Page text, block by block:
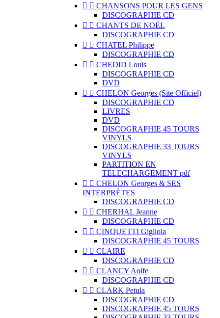
  CHANSONS POUR LES GENS
DISCOGRAPHIE CD
  CHANTS DE NOËL
DISCOGRAPHIE CD
  CHATEL Philippe
DISCOGRAPHIE CD
  CHEDID Louis
DISCOGRAPHIE CD
DVD
  CHELON Georges (Site Officiel)
DISCOGRAPHIE CD
LIVRES
DVD
DISCOGRAPHIE 45 TOURS
VINYLS
DISCOGRAPHIE 33 TOURS
VINYLS
PARTITION EN
TELECHARGEMENT pdf
  CHELON Georges & SES
INTERPRÈTES
DISCOGRAPHIE CD
  CHERHAL Jeanne
DISCOGRAPHIE CD
  CINQUETTI Gigliola
DISCOGRAPHIE 45 TOURS
  CLAIRE
DISCOGRAPHIE CD
  CLANCY Aoife
DISCOGRAPHIE CD
  CLARK Petula
DISCOGRAPHIE CD
DISCOGRAPHIE 45 TOURS